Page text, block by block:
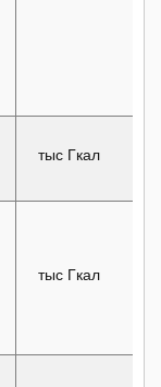
тыс Гкал
тыс Гкал